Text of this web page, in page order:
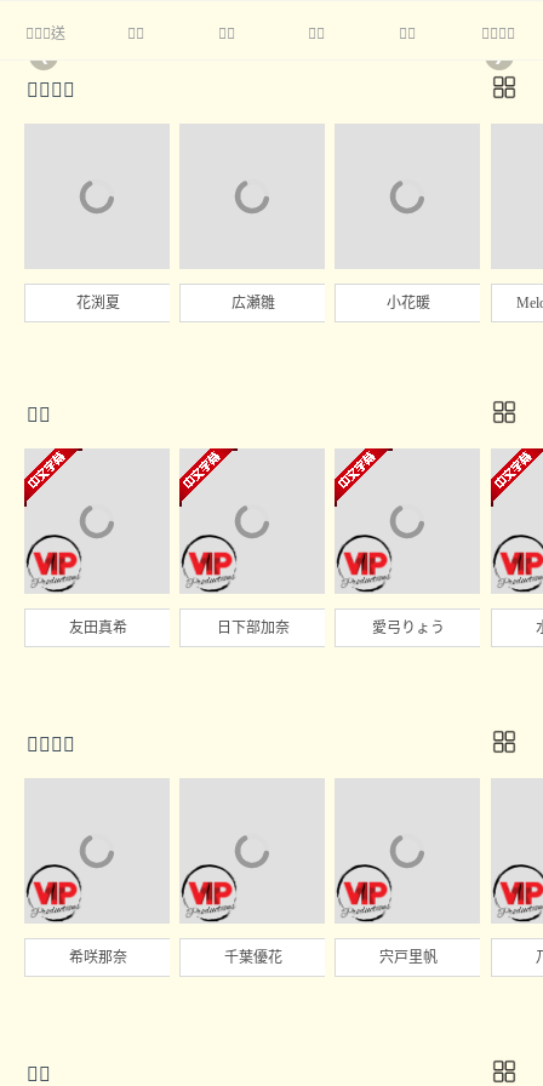
送    


花渕夏 広瀬雛 小花暖

友田真希 日下部加奈 愛弓りょう

希咲那奈 千葉優花 宍戸里帆
